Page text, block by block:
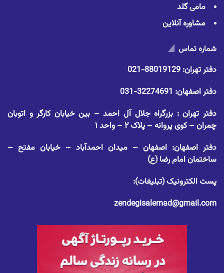
مامی گلد
مشاوره آنلاین
شماره تماس
دفتر تهران: 88019129-021
دفتر اصفهان: 32274691-031
دفتر تهران : بزرگراه جلال آل احمد – بین خیابان کارگر و اتوبان
چمران – کوی پروانه – پلاک ۲ – واحد ۱
دفتر اصفهان: اصفهان – میدان احمدآباد – خیابان مفتح –
ساختمان امام رضا (ع)
پست الکترونیک (تبلیغات):
zendegisalemad@gmail.com